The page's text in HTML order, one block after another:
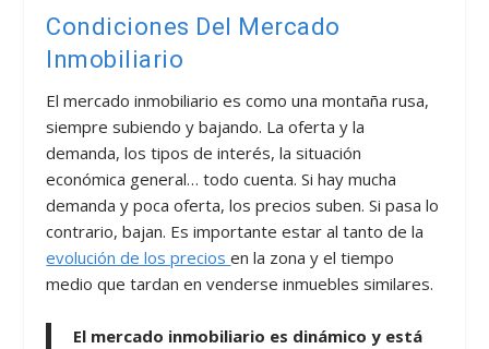
Condiciones Del Mercado
Inmobiliario
El mercado inmobiliario es como una montaña rusa,
siempre subiendo y bajando. La oferta y la
demanda, los tipos de interés, la situación
económica general… todo cuenta. Si hay mucha
demanda y poca oferta, los precios suben. Si pasa lo
contrario, bajan. Es importante estar al tanto de la
evolución de los preciosen la zona y el tiempo
medio que tardan en venderse inmuebles similares.
El mercado inmobiliario es dinámico y está